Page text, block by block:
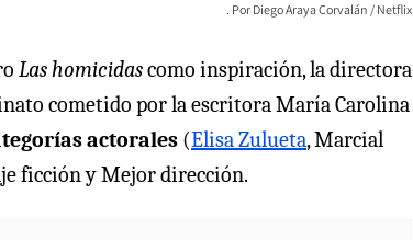
Diego Araya Corvalán / Netflix
Las homicidascomo inspiración, la directora
cometido por la escritora María Carolina
actorales (Elisa Zulueta, Marcial
ficción y Mejor dirección.